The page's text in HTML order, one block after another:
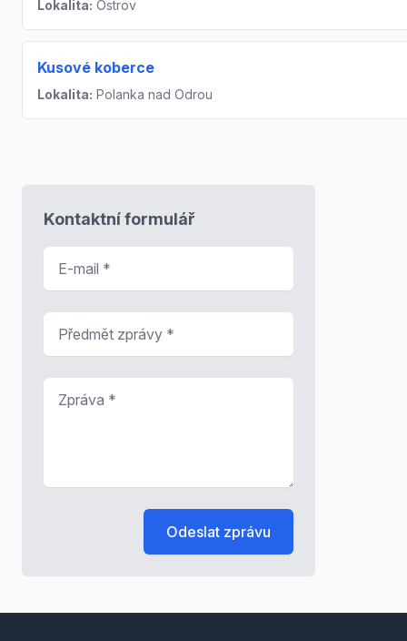
Lokalita: Ostrov
Kusové koberce
Lokalita: Polanka nad Odrou
Kontaktní formulář
Odeslat zprávu